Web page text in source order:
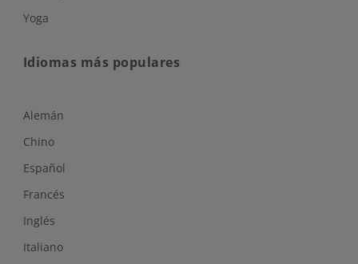
Yoga
Idiomas más populares
Alemán
Chino
Español
Francés
Inglés
Italiano